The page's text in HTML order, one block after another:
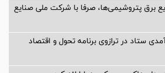
برق پتروشیمی‌ها، صرفا با شرکت ملی صنایع
ستاد در ترازوی برنامه تحول و اقتصاد